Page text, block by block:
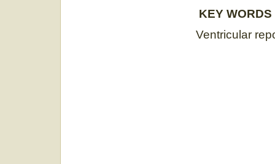
KEY WORDS
Ventricular